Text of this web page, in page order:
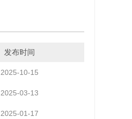
发布时间
2025-10-15
2025-03-13
2025-01-17